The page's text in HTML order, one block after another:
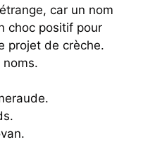
car un nom
choc positif pour
projet de crèche.